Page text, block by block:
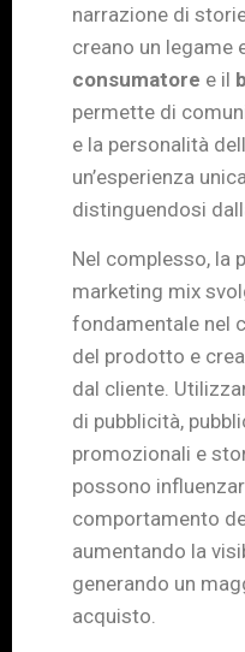
narrazione di
creano un legame
consumatore e il
permette di
e la personalità
un’esperienza
distinguendosi
Nel complesso, la
marketing mix
fondamentale nel
del prodotto e
dal cliente.
di pubblicità,
promozionali e
possono
comportamento
aumentando la
generando un
acquisto.